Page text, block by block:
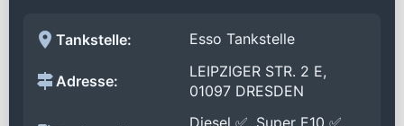
Tankstelle: Esso Tankstelle
Adresse:
LEIPZIGER STR. 2 E,
01097 DRESDEN